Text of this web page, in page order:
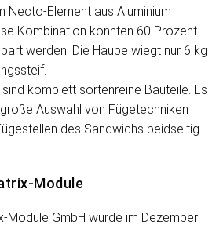
Necto-Element aus Aluminium
Kombination konnten 60 Prozent
werden. Die Haube wiegt nur 6 kg
komplett sortenreine Bauteile. Es
Auswahl von Fügetechniken
des Sandwichs beidseitig
Module
Module GmbH wurde im Dezember